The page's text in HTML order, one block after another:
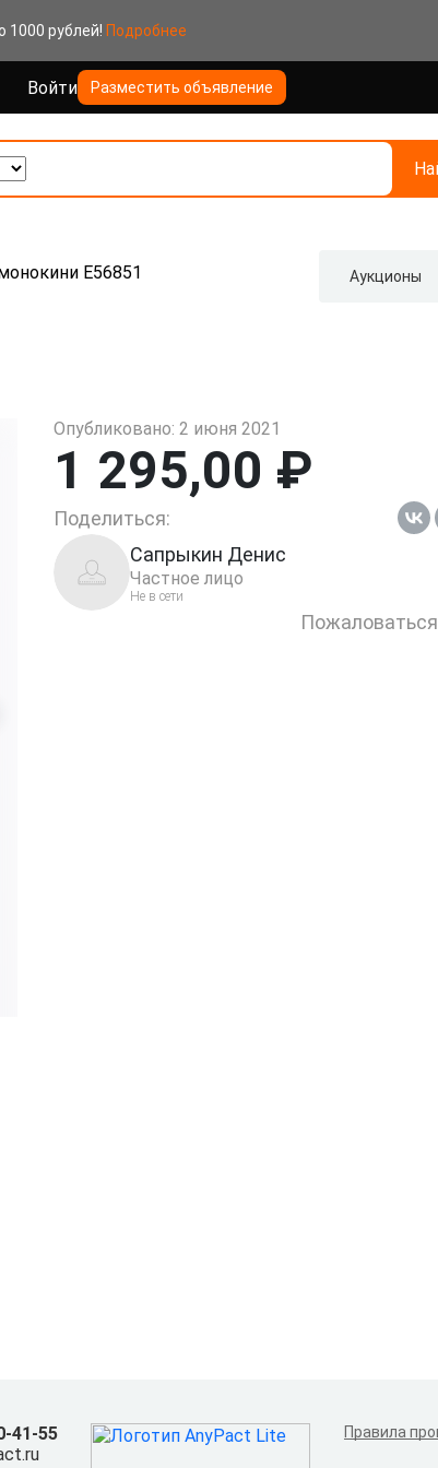
1000 рублей! Подробнее
Войти Разместить объявление
E56851 Аукционы
Опубликовано: 2 июня 2021
1 295,00 ₽
Поделиться:
Сапрыкин Денис
Частное лицо
Не в сети
41-55
Правила